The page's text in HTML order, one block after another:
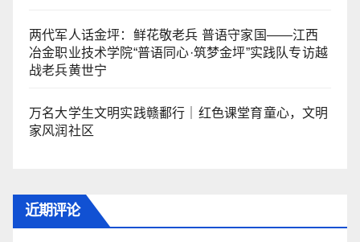
两代军人话金坪：鲜花敬老兵 普语守家国——江西
冶金职业技术学院“普语同心·筑梦金坪”实践队专访越
战老兵黄世宁
万名大学生文明实践赣鄱行｜红色课堂育童心，文明
家风润社区
近期评论